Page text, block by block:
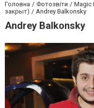
Головна Фотозвіти
Magic
закрыт)
Andrey Balkonsky
Andrey Balkonsky